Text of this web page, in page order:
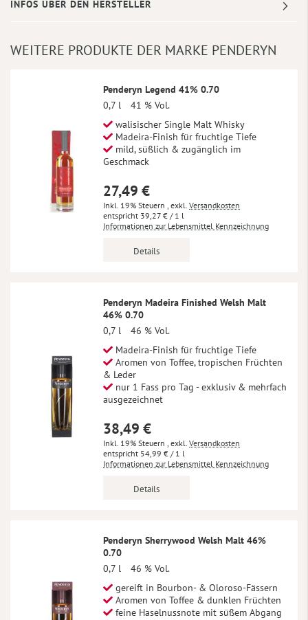
INFOS ÜBER DEN HERSTELLER
WEITERE PRODUKTE DER MARKE PENDERYN
Penderyn Legend 41% 0.70
0,7 l
41 % Vol.
walisischer Single Malt Whisky
Madeira-Finish für fruchtige Tiefe
mild, süßlich & zugänglich im
Geschmack
27,49 €
Inkl. 19% Steuern , exkl. Versandkosten
39,27 € / 1 l
Informationen zur Lebensmittel Kennzeichnung
Details
Penderyn Madeira Finished Welsh Malt
46% 0.70
0,7 l
46 % Vol.
Madeira-Finish für fruchtige Tiefe
Aromen von Toffee, tropischen Früchten
& Leder
nur 1 Fass pro Tag - exklusiv & mehrfach
ausgezeichnet
38,49 €
Inkl. 19% Steuern , exkl. Versandkosten
54,99 € / 1 l
Informationen zur Lebensmittel Kennzeichnung
Details
Penderyn Sherrywood Welsh Malt 46%
0.70
0,7 l
46 % Vol.
gereift in Bourbon- & Oloroso-Fässern
Aromen von Toffee & dunklen Früchten
feine Haselnussnote mit süßem Abgang